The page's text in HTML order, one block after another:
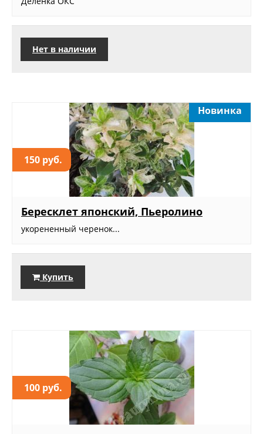
Нет в наличии
150 руб.
Новинка
Бересклет японский, Пьеролино
укорененный черенок...
Купить
100 руб.